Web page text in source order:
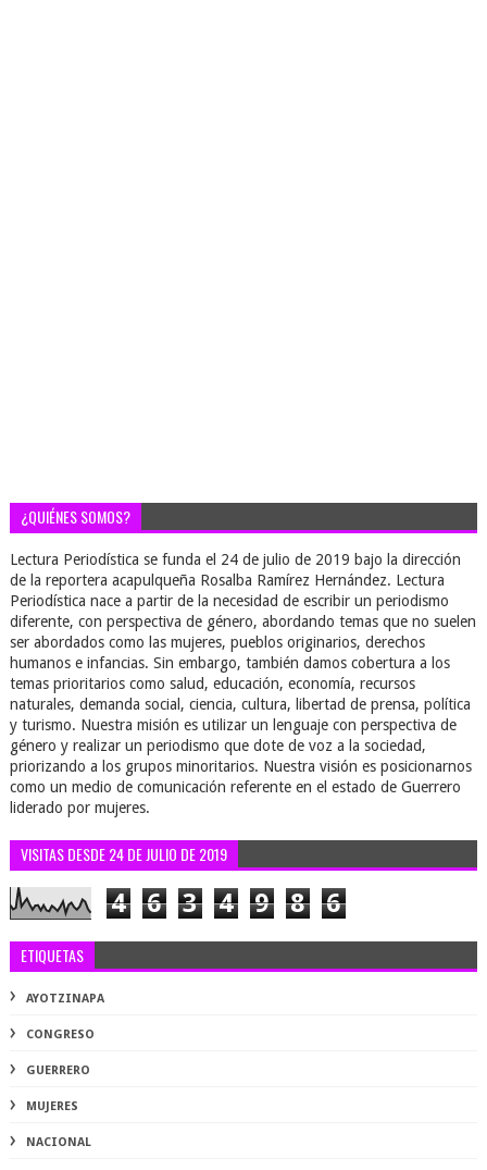
¿QUIÉNES SOMOS?
Lectura Periodística se funda el 24 de julio de 2019 bajo la dirección
de la reportera acapulqueña Rosalba Ramírez Hernández. Lectura
Periodística nace a partir de la necesidad de escribir un periodismo
diferente, con perspectiva de género, abordando temas que no suelen
ser abordados como las mujeres, pueblos originarios, derechos
humanos e infancias. Sin embargo, también damos cobertura a los
temas prioritarios como salud, educación, economía, recursos
naturales, demanda social, ciencia, cultura, libertad de prensa, política
y turismo. Nuestra misión es utilizar un lenguaje con perspectiva de
género y realizar un periodismo que dote de voz a la sociedad,
priorizando a los grupos minoritarios. Nuestra visión es posicionarnos
como un medio de comunicación referente en el estado de Guerrero
liderado por mujeres.
VISITAS DESDE 24 DE JULIO DE 2019
4 6 3 4 9 8 6
ETIQUETAS
AYOTZINAPA
CONGRESO
GUERRERO
MUJERES
NACIONAL